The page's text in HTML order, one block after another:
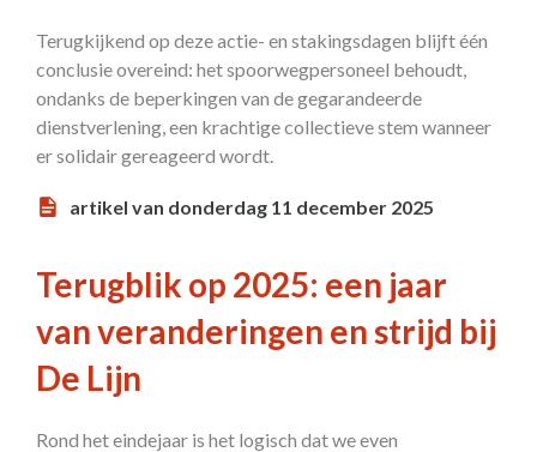
Terugkijkend op deze actie- en stakingsdagen blijft één
conclusie overeind: het spoorwegpersoneel behoudt,
ondanks de beperkingen van de gegarandeerde
dienstverlening, een krachtige collectieve stem wanneer
er solidair gereageerd wordt.
artikel van donderdag 11 december 2025
Terugblik op 2025: een jaar
van veranderingen en strijd bij
De Lijn
Rond het eindejaar is het logisch dat we even